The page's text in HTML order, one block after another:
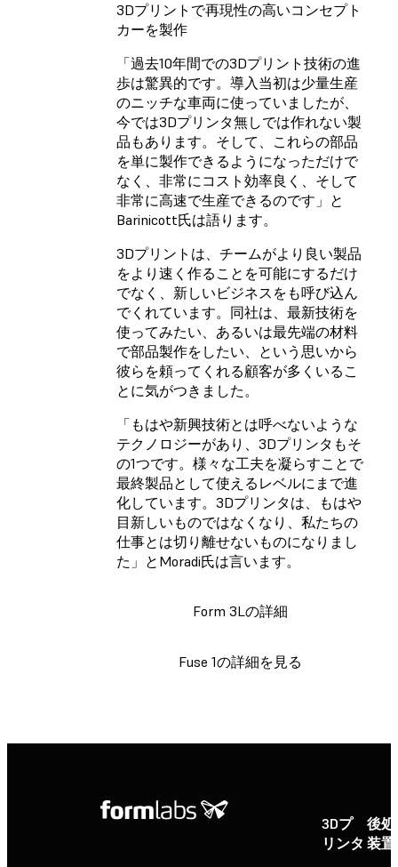
3Dプリントで再現性の高いコンセプト
カーを製作
「過去10年間での3Dプリント技術の進
歩は驚異的です。導入当初は少量生産
のニッチな車両に使っていましたが、
今では3Dプリンタ無しでは作れない製
品もあります。そして、これらの部品
を単に製作できるようになっただけで
なく、非常にコスト効率良く、そして
非常に高速で生産できるのです」と
Barinicott氏は語ります。
3Dプリントは、チームがより良い製品
をより速く作ることを可能にするだけ
でなく、新しいビジネスをも呼び込ん
でくれています。同社は、最新技術を
使ってみたい、あるいは最先端の材料
で部品製作をしたい、という思いから
彼らを頼ってくれる顧客が多くいるこ
とに気がつきました。
「もはや新興技術とは呼べないような
テクノロジーがあり、3Dプリンタもそ
の1つです。様々な工夫を凝らすことで
最終製品として使えるレベルにまで進
化しています。3Dプリンタは、もはや
目新しいものではなくなり、私たちの
仕事とは切り離せないものになりまし
た」とMoradi氏は言います。
Form 3Lの詳細
Fuse 1の詳細を見る
3Dプ
リンタ
後
装置